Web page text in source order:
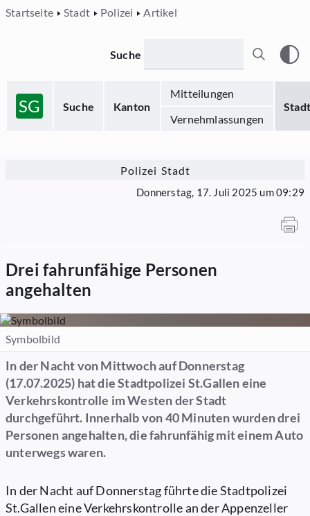
Startseite Stadt Polizei Artikel
SG Suche Kanton
Mitteilungen
Stadt
Vernehmlassungen
Suche
Polizei Stadt
Donnerstag, 17. Juli 2025 um 09:29
Drei fahrunfähige Personen
angehalten
Symbolbild
In der Nacht von Mittwoch auf Donnerstag
(17.07.2025) hat die Stadtpolizei St.Gallen eine
Verkehrskontrolle im Westen der Stadt
durchgeführt. Innerhalb von 40 Minuten wurden drei
Personen angehalten, die fahrunfähig mit einem Auto
unterwegs waren.
In der Nacht auf Donnerstag führte die Stadtpolizei
St.Gallen eine Verkehrskontrolle an der Appenzeller